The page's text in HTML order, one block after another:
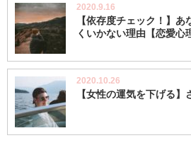
2020.9.16
【依存度チェック！】
くいかない理由【恋愛心
2020.10.26
【女性の運気を下げる】